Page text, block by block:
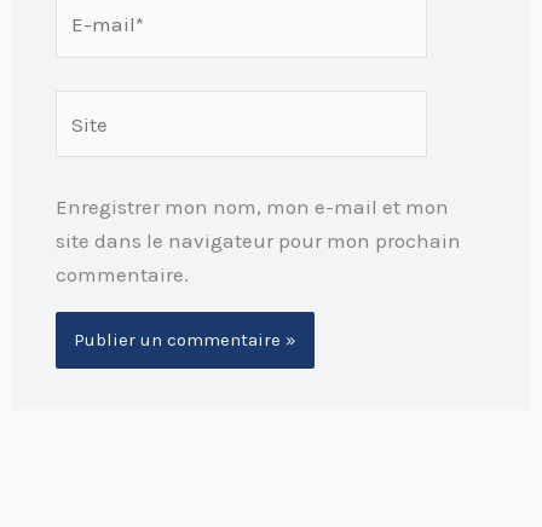
Enregistrer mon nom, mon e-mail et mon
site dans le navigateur pour mon prochain
commentaire.